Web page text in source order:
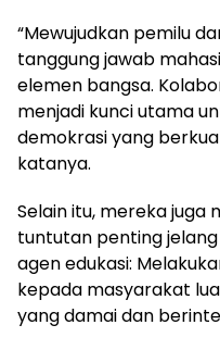
“Mewujudkan pemilu
tanggung jawab
elemen bangsa.
menjadi kunci utama
demokrasi yang
katanya.
Selain itu, mereka
tuntutan penting
agen edukasi:
kepada masyarakat
yang damai dan